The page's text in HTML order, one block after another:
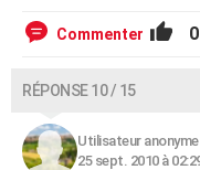
Commenter 0
RÉPONSE 10 / 15
Utilisateur anonyme
25 sept. 2010 à